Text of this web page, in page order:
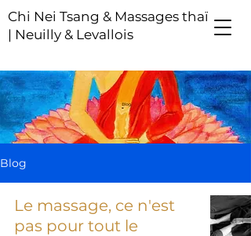
Chi Nei Tsang & Massages thaï
| Neuilly & Levallois
Blog
Le massage, ce n'est
pas pour tout le